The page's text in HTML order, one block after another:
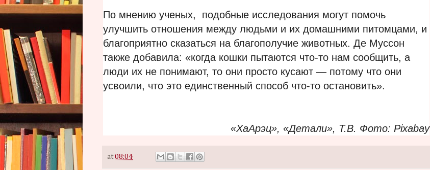
По мнению ученых, подобные исследования могут помочь
улучшить отношения между людьми и их домашними питомцами, и
благоприятно сказаться на благополучие животных. Де Муссон
также добавила: «когда кошки пытаются что-то нам сообщить, а
люди их не понимают, то они просто кусают — потому что они
усвоили, что это единственный способ что-то остановить».
«ХаАрэц», «Детали», Т.В. Фото: Pixabay
at08:04